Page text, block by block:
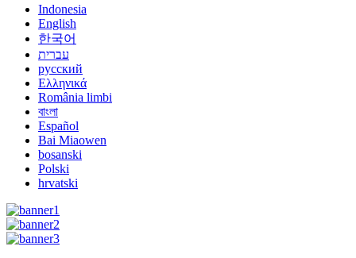
Indonesia
English
한국어
עברית
русский
Ελληνικά
România limbi
বাংলা
Español
Bai Miaowen
bosanski
Polski
hrvatski